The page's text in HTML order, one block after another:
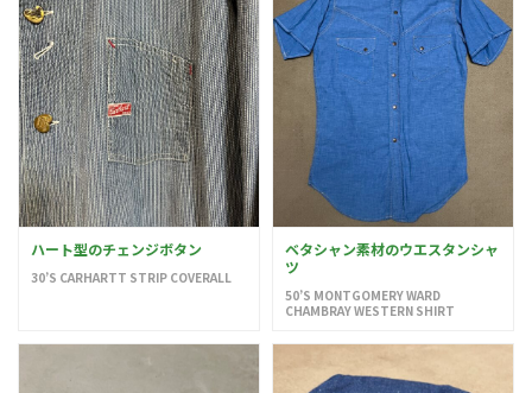
ハート型のチェンジボタン
30’S CARHARTT STRIP COVERALL
ベタシャン素材のウエスタンシャ
ツ
50’S MONTGOMERY WARD
CHAMBRAY WESTERN SHIRT